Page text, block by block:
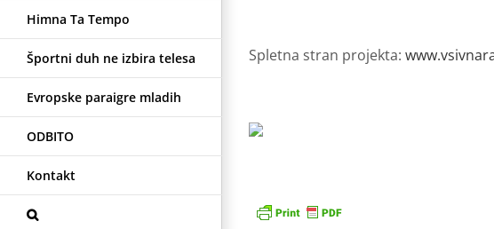
Himna Ta Tempo
Športni duh ne izbira telesa
Evropske paraigre mladih
ODBITO
Kontakt
Spletna stran projekta: